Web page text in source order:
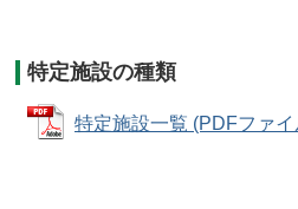
特定施設の種類
特定施設一覧 (PDFファ